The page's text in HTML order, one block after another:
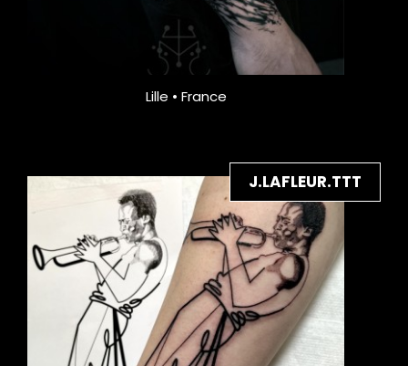
Lille • France
J.LAFLEUR.TTT